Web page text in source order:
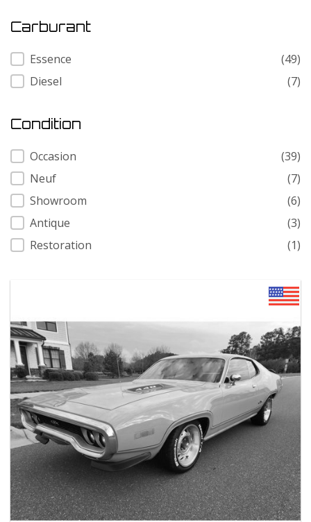
Carburant
Carburant
Essence
(49)
Diesel
(7)
Condition
Condition
Occasion
(39)
Neuf
(7)
Showroom
(6)
Antique
(3)
Restoration
(1)